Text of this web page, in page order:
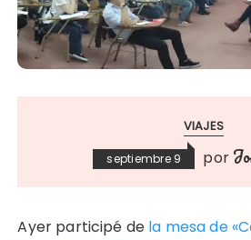
VIAJES
septiembre 9 por
Ayer participé de la mesa de